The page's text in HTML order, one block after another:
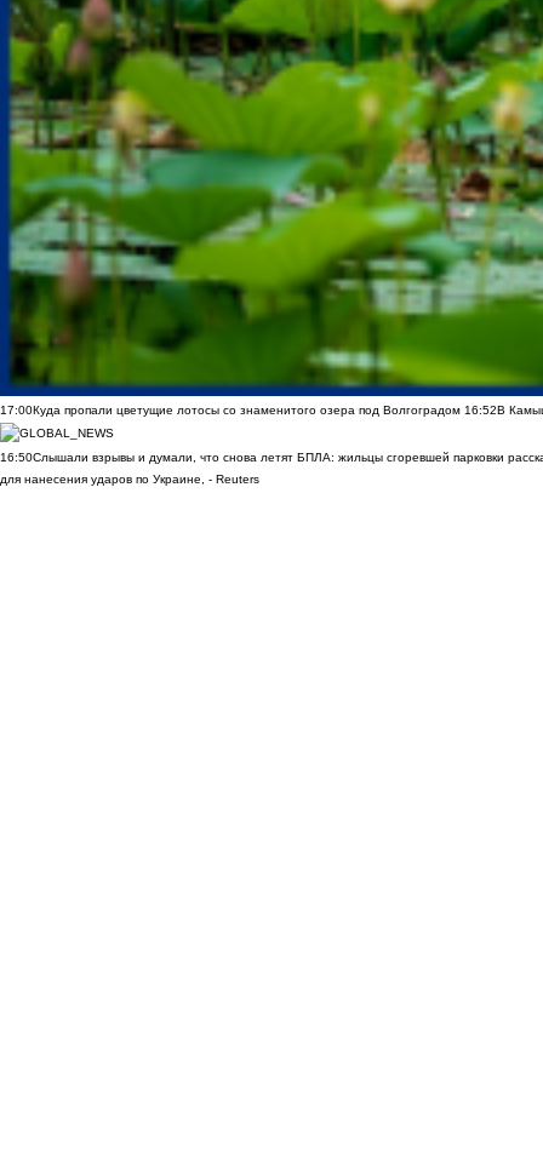
17:00Куда пропали цветущие лотосы со знаменитого озера под Волгоградом 16:52В
16:50Слышали взрывы и думали, что снова летят БПЛА: жильцы сгоревшей парковки
для нанесения ударов по Украине, - Reuters